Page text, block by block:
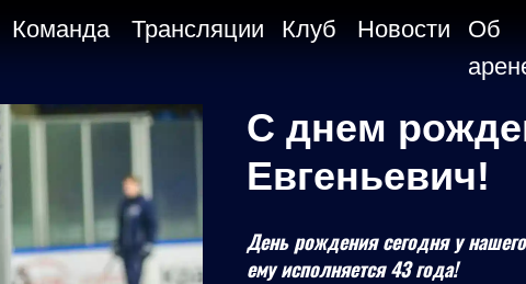
Команда Трансляции Клуб Новости
Об
С днем
Евгеньевич!
День рождения сегодня у
ему исполняется 43 года!